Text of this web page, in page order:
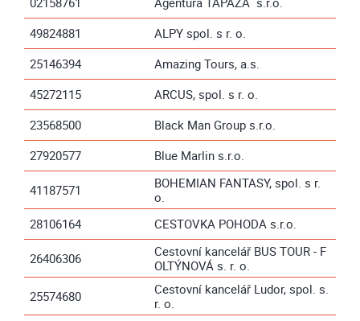
49824881
ALPY spol. s r. o.
25146394
Amazing Tours, a.s.
45272115
ARCUS, spol. s r. o.
23568500
Black Man Group s.r.o.
27920577
Blue Marlin s.r.o.
41187571
BOHEMIAN FANTASY, spol. s r.
o.
28106164
CESTOVKA POHODA s.r.o.
26406306
Cestovní kancelář BUS TOUR - F
OLTÝNOVÁ s. r. o.
25574680
Cestovní kancelář Ludor, spol. s.
r. o.